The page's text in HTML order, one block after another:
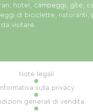
hotel, campeggi, gîte,
di biciclette, ristoranti,
visitare.
Note legali
Informativa sulla privacy
generali di vendita